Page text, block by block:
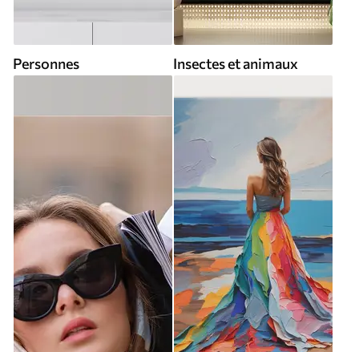
Personnes Insectes et animaux